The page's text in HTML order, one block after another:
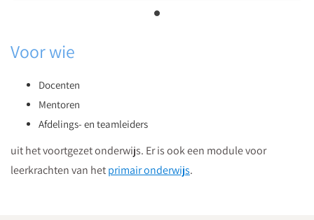
Voor wie
Docenten
Mentoren
Afdelings- en teamleiders
uit het voortgezet onderwijs. Er is ook een module voor
leerkrachten van hetprimair onderwijs.